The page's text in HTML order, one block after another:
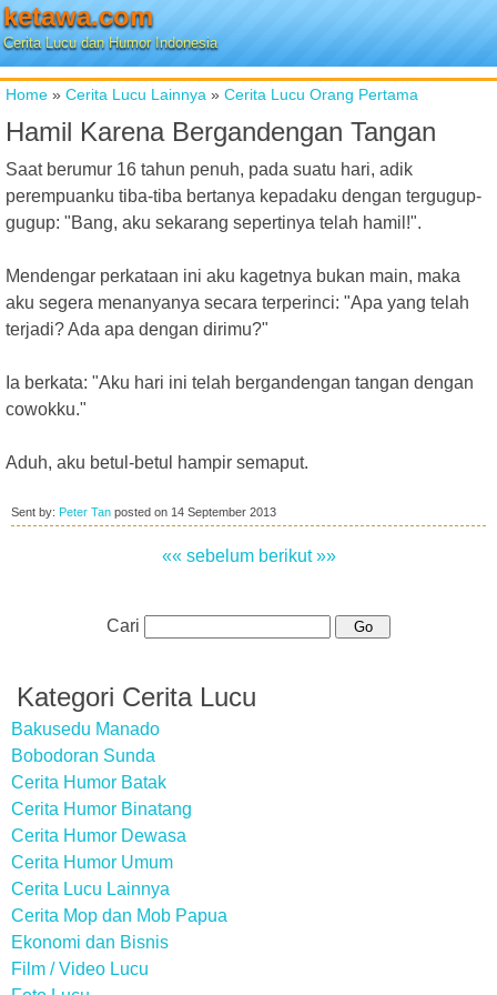
ketawa.com
Cerita Lucu dan Humor Indonesia
Home » Cerita Lucu Lainnya » Cerita Lucu Orang Pertama
Hamil Karena Bergandengan Tangan
Saat berumur 16 tahun penuh, pada suatu hari, adik
perempuanku tiba-tiba bertanya kepadaku dengan tergugup-
gugup: "Bang, aku sekarang sepertinya telah hamil!".
Mendengar perkataan ini aku kagetnya bukan main, maka
aku segera menanyanya secara terperinci: "Apa yang telah
terjadi? Ada apa dengan dirimu?"
Ia berkata: "Aku hari ini telah bergandengan tangan dengan
cowokku."
Aduh, aku betul-betul hampir semaput.
Sent by: Peter Tan posted on 14 September 2013
«« sebelum berikut »»
Cari
Kategori Cerita Lucu
Bakusedu Manado
Bobodoran Sunda
Cerita Humor Batak
Cerita Humor Binatang
Cerita Humor Dewasa
Cerita Humor Umum
Cerita Lucu Lainnya
Cerita Mop dan Mob Papua
Ekonomi dan Bisnis
Film / Video Lucu